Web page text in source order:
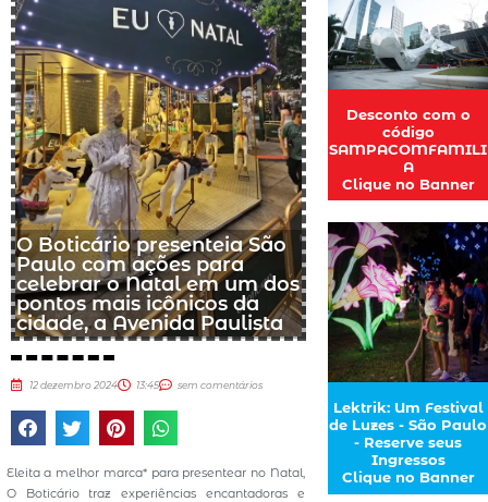
O Boticário presenteia São
Paulo com ações para
celebrar o Natal em um dos
pontos mais icônicos da
cidade, a Avenida Paulista
12 dezembro 2024 13:45 sem comentários
Eleita a melhor marca* para presentear no Natal,
O Boticário traz experiências encantadoras e
Desconto com o
código
SAMPACOMFAMILI
A
Clique no Banner
Lektrik: Um Festival
de Luzes - São Paulo
- Reserve seus
Ingressos
Clique no Banner